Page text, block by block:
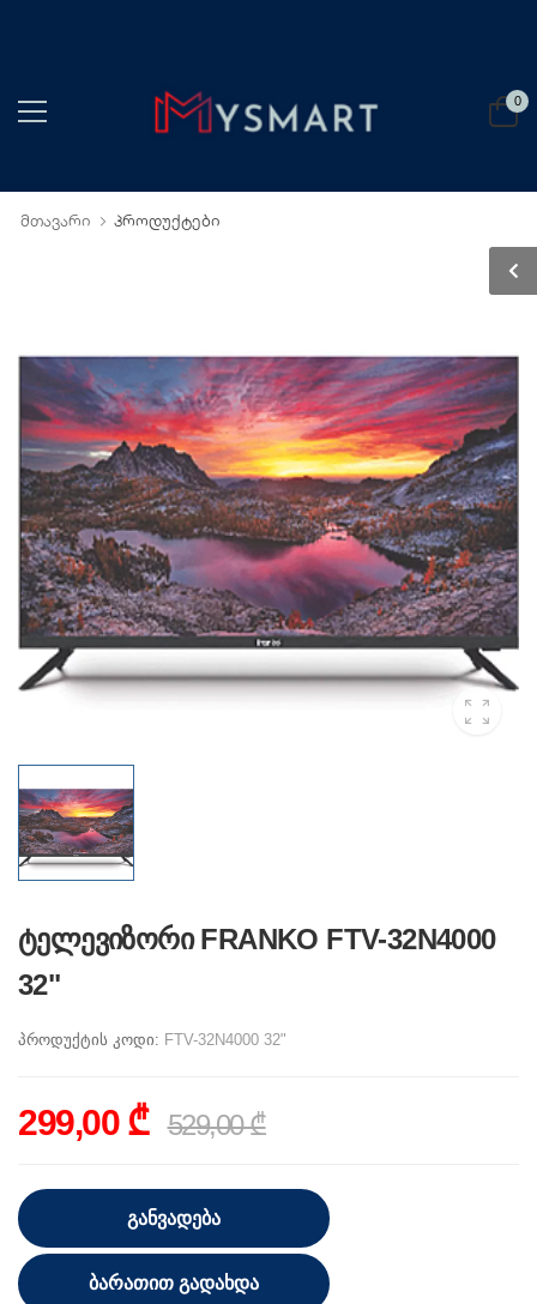
0
მთავარი პროდუქტები
ტელევიზორი FRANKO FTV-32N4000
32"
პროდუქტის კოდი: FTV-32N4000 32"
299,00 ₾ 529,00 ₾
ᲒᲐᲜᲕᲐᲓᲔᲑᲐ
ᲑᲐᲠᲐᲗᲘᲗ ᲒᲐᲓᲐᲮᲓᲐ